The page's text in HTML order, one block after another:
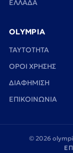
ΕΛΛΑΔΑ
OLYMPIA
TAYTOTHTA
ΟΡΟΙ ΧΡΗΣΗΣ
ΔΙΑΦΗΜΙΣΗ
ΕΠΙΚΟΙΝΩΝΙΑ
© 2026